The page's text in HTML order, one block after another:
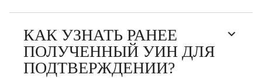
КАК УЗНАТЬ РАНЕЕ
ПОЛУЧЕННЫЙ УИН ДЛЯ
ПОДТВЕРЖДЕНИИ?